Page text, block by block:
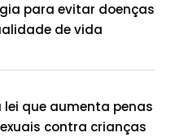
para evitar doenças
de vida
lei que aumenta penas
contra crianças